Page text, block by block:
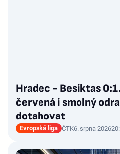
Hradec - Besiktas
červená i smolný
dotahovat
Evropská liga ČTK6. srpna 2026